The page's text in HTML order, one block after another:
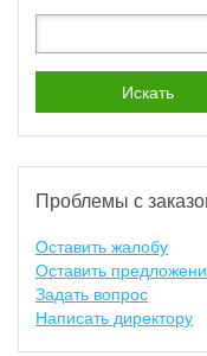
Искать
Проблемы с
Оставить жалобу
Оставить
Задать вопрос
Написать директору